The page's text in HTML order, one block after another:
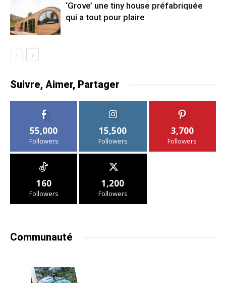
‘Grove’ une tiny house préfabriquée
qui a tout pour plaire
Suivre, Aimer, Partager
55,000
Followers
15,500
Followers
3,700
Followers
160
Followers
1,200
Followers
Communauté